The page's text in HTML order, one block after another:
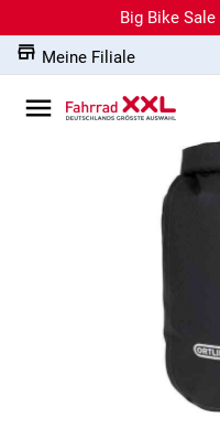
Big Bike Sale
Meine Filiale